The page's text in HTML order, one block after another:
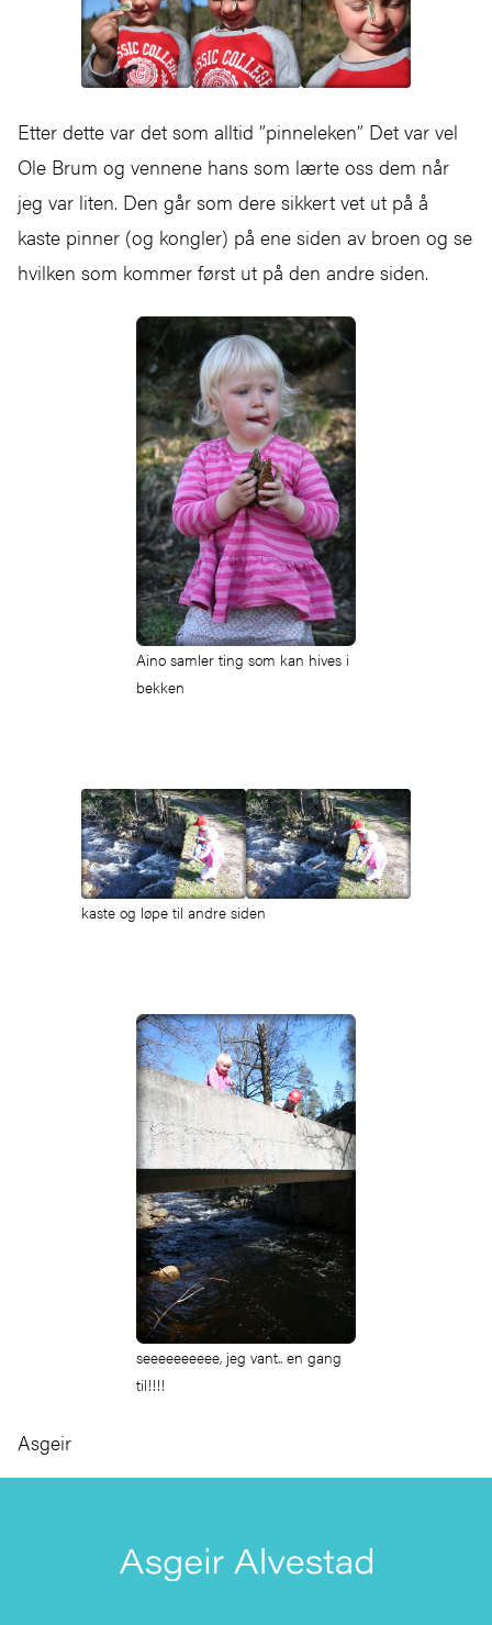
Etter dette var det som alltid ”pinneleken” Det var vel
Ole Brum og vennene hans som lærte oss dem når
jeg var liten. Den går som dere sikkert vet ut på å
kaste pinner (og kongler) på ene siden av broen og se
hvilken som kommer først ut på den andre siden.
Aino samler ting som kan hives i
bekken
kaste og løpe til andre siden
seeeeeeeeee, jeg vant.. en gang
til!!!!
Asgeir